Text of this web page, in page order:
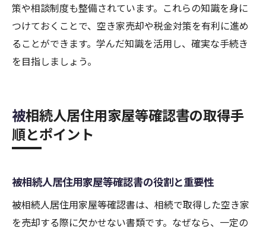
策や相談制度も整備されています。これらの知識を身に
つけておくことで、空き家売却や税金対策を有利に進め
ることができます。学んだ知識を活用し、確実な手続き
を目指しましょう。
被相続人居住用家屋等確認書の取得手
順とポイント
被相続人居住用家屋等確認書の役割と重要性
被相続人居住用家屋等確認書は、相続で取得した空き家
を売却する際に欠かせない書類です。なぜなら、一定の